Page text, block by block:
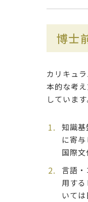
博士
カリキュ
本的な考
しています
知識
に寄
国際文
言語・
用す
いて